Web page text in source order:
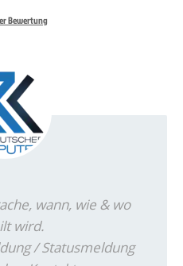
Bewertung
wann, wie & wo
wird.
/ Statusmeldung